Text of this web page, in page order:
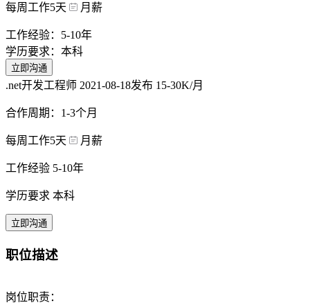
每周工作5天 月薪
工作经验：5-10年
学历要求：本科
立即沟通
.net开发工程师 2021-08-18发布 15-30K/月
合作周期：1-3个月
每周工作5天 月薪
工作经验 5-10年
学历要求 本科
立即沟通
职位描述
岗位职责：